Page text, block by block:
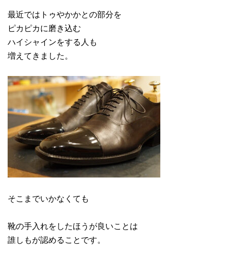
最近ではトゥやかかとの部分を
ピカピカに磨き込む
ハイシャインをする人も
増えてきました。
そこまでいかなくても
靴の手入れをしたほうが良いことは
誰しもが認めることです。